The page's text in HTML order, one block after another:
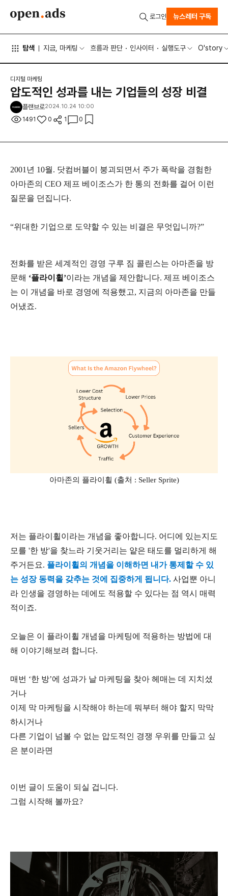
탐색 지금, 마케팅 흐름과 판단 인사이터 실행도구 O'story
로그인 뉴스레터 구독
디지털 마케팅
압도적인 성과를 내는 기업들의 성장 비결
플랜브로2024.10.24 10:00
1491 0 1 0
2001년 10월. 닷컴버블이 붕괴되면서 주가 폭락을 경험한
아마존의 CEO 제프 베이조스가 한 통의 전화를 걸어 이런
질문을 던집니다.
“위대한 기업으로 도약할 수 있는 비결은 무엇입니까?”
전화를 받은 세계적인 경영 구루 짐 콜린스는 아마존을 방
문해 ‘플라이휠’이라는 개념을 제안합니다. 제프 베이조스
는 이 개념을 바로 경영에 적용했고, 지금의 아마존을 만들
어냈죠.
아마존의 플라이휠 (출처 : Seller Sprite)
저는 플라이휠이라는 개념을 좋아합니다. 어디에 있는지도
모를 '한 방'을 찾느라 기웃거리는 얕은 태도를 멀리하게 해
주거든요. 플라이휠의 개념을 이해하면 내가 통제할 수 있
는 성장 동력을 갖추는 것에 집중하게 됩니다. 사업뿐 아니
라 인생을 경영하는 데에도 적용할 수 있다는 점 역시 매력
적이죠.
오늘은 이 플라이휠 개념을 마케팅에 적용하는 방법에 대
해 이야기해보려 합니다.
매번 ‘한 방’에 성과가 날 마케팅을 찾아 헤매는 데 지치셨
거나
이제 막 마케팅을 시작해야 하는데 뭐부터 해야 할지 막막
하시거나
다른 기업이 넘볼 수 없는 압도적인 경쟁 우위를 만들고 싶
은 분이라면
이번 글이 도움이 되실 겁니다.
그럼 시작해 볼까요?